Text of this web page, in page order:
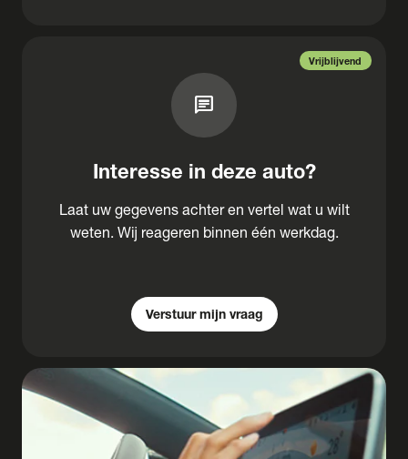
Vrijblijvend
chat
Interesse in deze auto?
Laat uw gegevens achter en vertel wat u wilt
weten. Wij reageren binnen één werkdag.
Verstuur mijn vraag